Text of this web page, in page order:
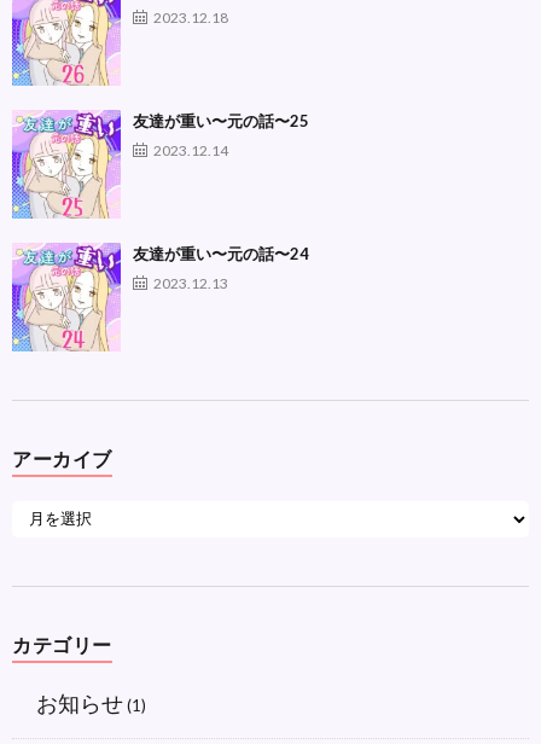
2023.12.18
友達が重い〜元の話〜25
2023.12.14
友達が重い〜元の話〜24
2023.12.13
アーカイブ
カテゴリー
お知らせ(1)